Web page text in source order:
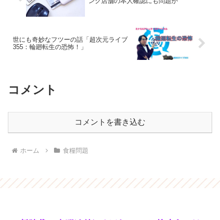
世にも奇妙なフツーの話「超次元ライブ
355：輪廻転生の恐怖！」
コメント
コメントを書き込む
ホーム 食糧問題